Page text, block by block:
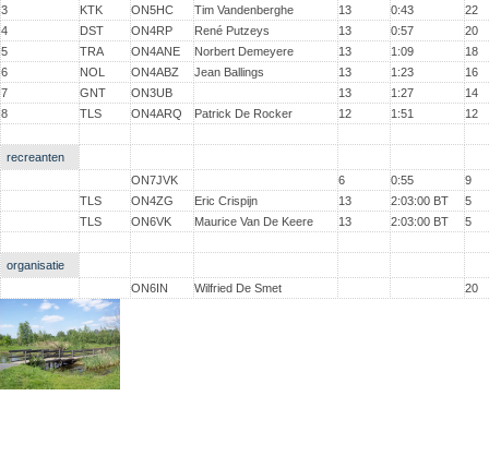
3
KTK ON5HC Tim Vandenberghe 13 0:43
22
4
DST ON4RP René Putzeys 13 0:57
20
5
TRA ON4ANE Norbert Demeyere 13 1:09
18
6
NOL ON4ABZ Jean Ballings 13 1:23
16
7
GNT ON3UB 13 1:27
14
8
TLS ON4ARQ Patrick De Rocker 12 1:51 12
recreanten
ON7JVK
6 0:55
9
TLS
ON4ZG Eric Crispijn 13 2:03:00 BT
5
TLS
ON6VK Maurice Van De Keere 13 2:03:00 BT 5
organisatie
ON6IN
Wilfried De Smet 20